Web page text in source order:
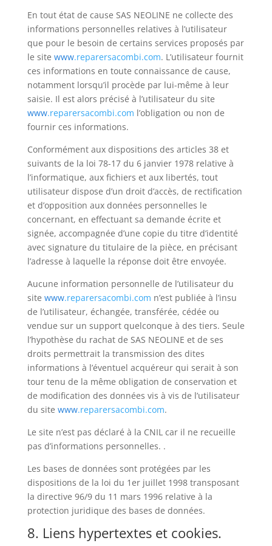
En tout état de cause SAS NEOLINE ne collecte des
informations personnelles relatives à l’utilisateur
que pour le besoin de certains services proposés par
le site www.reparersacombi.com. L’utilisateur fournit
ces informations en toute connaissance de cause,
notamment lorsqu’il procède par lui-même à leur
saisie. Il est alors précisé à l’utilisateur du site
www.reparersacombi.com l’obligation ou non de
fournir ces informations.
Conformément aux dispositions des articles 38 et
suivants de la loi 78-17 du 6 janvier 1978 relative à
l’informatique, aux fichiers et aux libertés, tout
utilisateur dispose d’un droit d’accès, de rectification
et d’opposition aux données personnelles le
concernant, en effectuant sa demande écrite et
signée, accompagnée d’une copie du titre d’identité
avec signature du titulaire de la pièce, en précisant
l’adresse à laquelle la réponse doit être envoyée.
Aucune information personnelle de l’utilisateur du
site www.reparersacombi.com n’est publiée à l’insu
de l’utilisateur, échangée, transférée, cédée ou
vendue sur un support quelconque à des tiers. Seule
l’hypothèse du rachat de SAS NEOLINE et de ses
droits permettrait la transmission des dites
informations à l’éventuel acquéreur qui serait à son
tour tenu de la même obligation de conservation et
de modification des données vis à vis de l’utilisateur
du site www.reparersacombi.com.
Le site n’est pas déclaré à la CNIL car il ne recueille
pas d’informations personnelles. .
Les bases de données sont protégées par les
dispositions de la loi du 1er juillet 1998 transposant
la directive 96/9 du 11 mars 1996 relative à la
protection juridique des bases de données.
8. Liens hypertextes et cookies.